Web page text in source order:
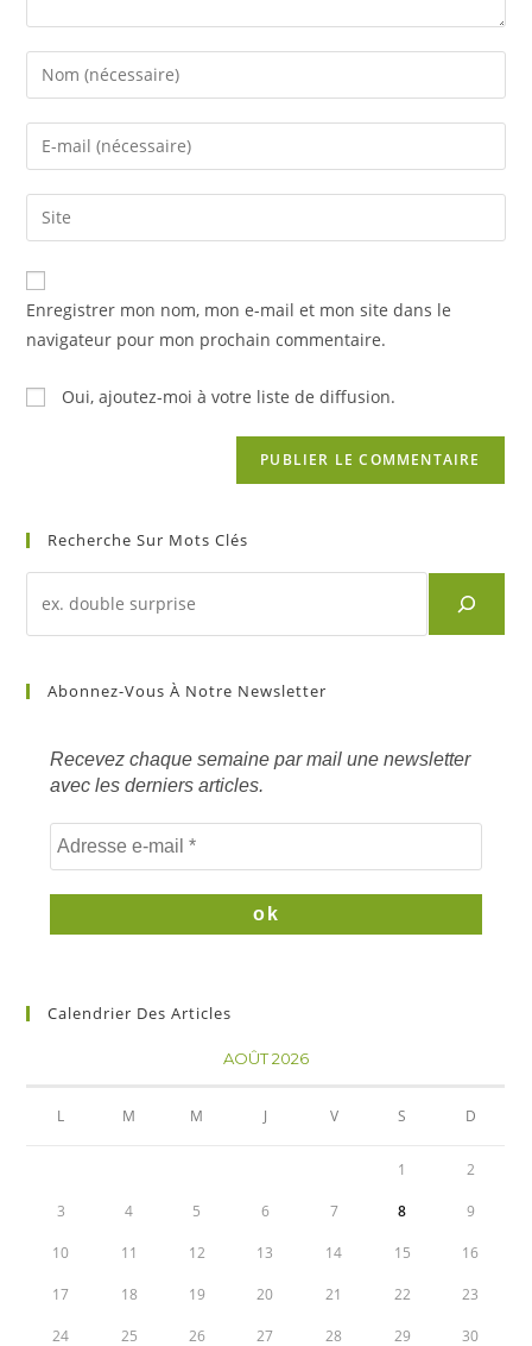
Enter
your
name
comment
Enter
your
email
address
comment
Saisir
l’URL
de
votre
(facultatif)
Enregistrer mon nom, mon e-mail et mon site dans le
navigateur pour mon prochain commentaire.
Oui, ajoutez-moi à votre liste de diffusion.
Recherche Sur Mots Clés
d'un
mots
Abonnez-Vous À Notre Newsletter
Recevez chaque semaine par mail une newsletter
avec les derniers articles.
Calendrier Des Articles
AOÛT 2026
L M M J V S D
1 2
3 4 5 6 7 8 9
10 11 12 13 14 15 16
17 18 19 20 21 22 23
24 25 26 27 28 29 30